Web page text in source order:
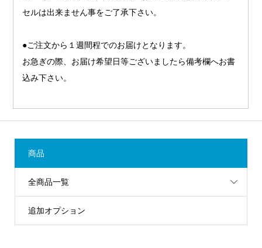
セルは出来ません事をご了承下さい。
●ご注文から１週間程でのお届けとなります。
お急ぎの際、お届け希望日等ございましたら備考欄へお書
込み下さい。
商品
全商品一覧
追加オプション